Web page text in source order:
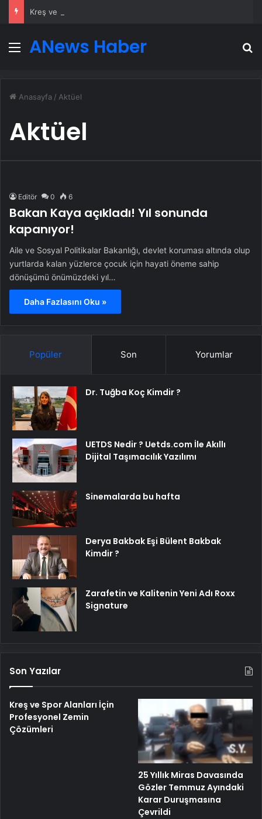
Kreş ve Spor Alanları İçin Profesyonel Zemin Çözümleri
MenüANews Haber
Anasayfa / Aktüel
Aktüel
Editör 0 6
Bakan Kaya açıkladı! Yıl sonunda
kapanıyor!
Aile ve Sosyal Politikalar Bakanlığı, devlet koruması altında olup
yurtlarda kalan yüzlerce çocuk için hayati öneme sahip
dönüşümü önümüzdeki yıl…
Daha Fazlasını Oku »
Popüler Son Yorumlar
Dr. Tuğba Koç Kimdir ?
UETDS Nedir ? Uetds.com İle Akıllı
Dijital Taşımacılık Yazılımı
Sinemalarda bu hafta
Derya Bakbak Eşi Bülent Bakbak
Kimdir ?
Zarafetin ve Kalitenin Yeni Adı Roxx
Signature
Son Yazılar
Kreş ve Spor Alanları İçin
Profesyonel Zemin
Çözümleri
25 Yıllık Miras Davasında
Gözler Temmuz Ayındaki
Karar Duruşmasına
Çevrildi